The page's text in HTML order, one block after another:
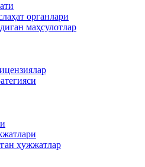
органлари
маҳсулотлар
ҳужжатлар